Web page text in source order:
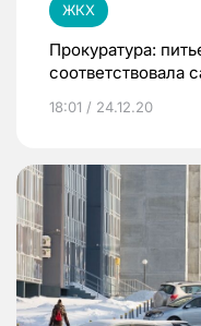
ЖКХ
Прокуратура:
соответствовала
18:01 / 24.12.20